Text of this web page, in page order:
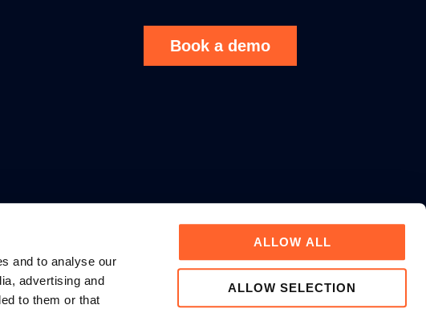
and to analyse our
advertising and
to them or that
ALLOW ALL
ALLOW SELECTION
Book a demo